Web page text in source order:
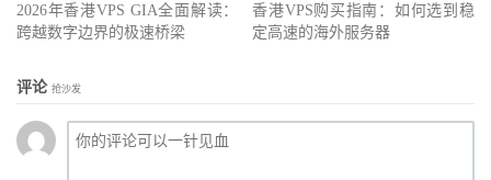
2026年香港VPS GIA全面解读：
跨越数字边界的极速桥梁
香港VPS购买指南：如何选到稳
定高速的海外服务器
评论 抢沙发